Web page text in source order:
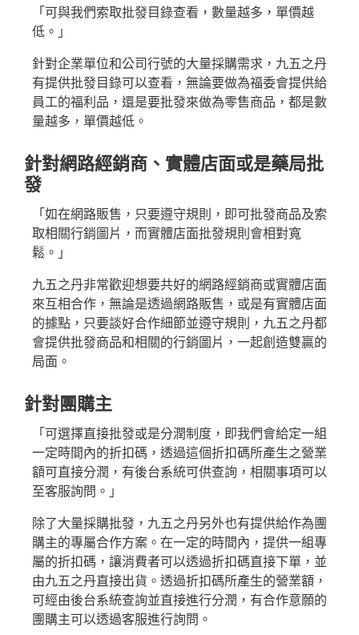
💪 男性六大保健
飛龍．高純度左旋精胺酸 (熱銷第NO2.)
英雄．20倍南瓜籽+茄紅素 (熱銷第NO3.)
蛟龍．南非醉茄+葫蘆巴
戰神．超級薑黃素+頂級紅蔘
猛虎．酵母B群+酵母鋅
🏅 世界品質評鑑-特金獎
狀元・葉黃素+玉米黃素
金榜．85% rTG高純度純淨魚油
赤兔．海藻鈣鎂D3K2
猛虎．酵母B群+酵母鋅
紅潤．酵母B群+微膠囊鐵
透亮．西印度櫻桃維他命Ｃ
🥇 世界品質評鑑-金獎
至尊・黑瑪卡+酵母鋅 (熱銷NO1.)
英雄．20倍南瓜籽+茄紅素
戰神．超級薑黃素+頂級紅蔘
順暢．470億ABC益生菌
貴妃．蔓越莓益生菌+甘露糖+維他命C
「可與我們索取批發目錄查看，數量越多，單價越
低。」
針對企業單位和公司行號的大量採購需求，九五之丹
有提供批發目錄可以查看，無論要做為福委會提供給
員工的福利品，還是要批發來做為零售商品，都是數
量越多，單價越低。
針對網路經銷商、實體店面或是藥局批
發
「如在網路販售，只要遵守規則，即可批發商品及索
取相關行銷圖片，而實體店面批發規則會相對寬
鬆。」
九五之丹非常歡迎想要共好的網路經銷商或實體店面
來互相合作，無論是透過網路販售，或是有實體店面
的據點，只要談好合作細節並遵守規則，九五之丹都
會提供批發商品和相關的行銷圖片，一起創造雙贏的
局面。
針對團購主
「可選擇直接批發或是分潤制度，即我們會給定一組
一定時間內的折扣碼，透過這個折扣碼所產生之營業
額可直接分潤，有後台系統可供查詢，相關事項可以
至客服詢問。」
除了大量採購批發，九五之丹另外也有提供給作為團
購主的專屬合作方案。在一定的時間內，提供一組專
屬的折扣碼，讓消費者可以透過折扣碼直接下單，並
由九五之丹直接出貨。透過折扣碼所產生的營業額，
可經由後台系統查詢並直接進行分潤，有合作意願的
團購主可以透過客服進行詢問。